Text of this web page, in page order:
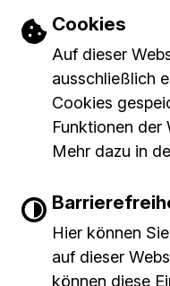
Einstellungen
Cookies
Auf dieser
ausschließlich
Cookies
Funktionen der
Mehr dazu in
Hier können
auf dieser
können diese
Impressum|
Leichte
Barrierefreie